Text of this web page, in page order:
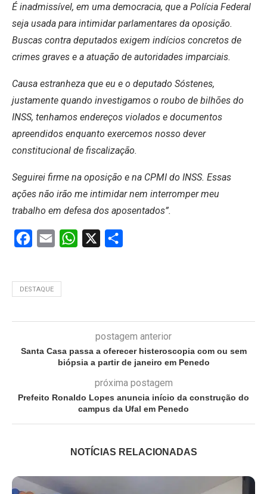
É inadmissível, em uma democracia, que a Polícia Federal
seja usada para intimidar parlamentares da oposição.
Buscas contra deputados exigem indícios concretos de
crimes graves e a atuação de autoridades imparciais.
Causa estranheza que eu e o deputado Sóstenes,
justamente quando investigamos o roubo de bilhões do
INSS, tenhamos endereços violados e documentos
apreendidos enquanto exercemos nosso dever
constitucional de fiscalização.
Seguirei firme na oposição e na CPMI do INSS. Essas
ações não irão me intimidar nem interromper meu
trabalho em defesa dos aposentados”.
Facebook
Email WhatsApp
DESTAQUE
postagem anterior
Santa Casa passa a oferecer histeroscopia com ou sem
biópsia a partir de janeiro em Penedo
próxima postagem
Prefeito Ronaldo Lopes anuncia início da construção do
campus da Ufal em Penedo
NOTÍCIAS RELACIONADAS